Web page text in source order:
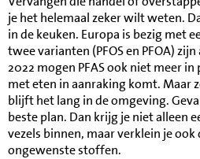
je het helemaal zeker wilt weten.
in de keuken. Europa is bezig met
twee varianten (PFOS en PFOA)
2022 mogen PFAS ook niet meer
met eten in aanraking komt. Maar
blijft het lang in de omgeving.
beste plan. Dan krijg je niet alleen
vezels binnen, maar verklein je ook
ongewenste stoffen.